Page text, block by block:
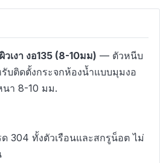
เงา งอ135 (8-10มม) — ตัวหนีบ
บติดตั้งกระจกห้องน้ำแบบมุมงอ
นา 8-10 มม.
ด 304 ทั้งตัวเรือนและสกรูน็อต ไม่